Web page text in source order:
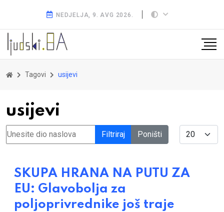
NEDJELJA, 9. AVG 2026.
Tagovi usijevi
usijevi
Unesite dio naslova Filtriraj Poništi Display #
SKUPA HRANA NA PUTU ZA
EU: Glavobolja za
poljoprivrednike još traje